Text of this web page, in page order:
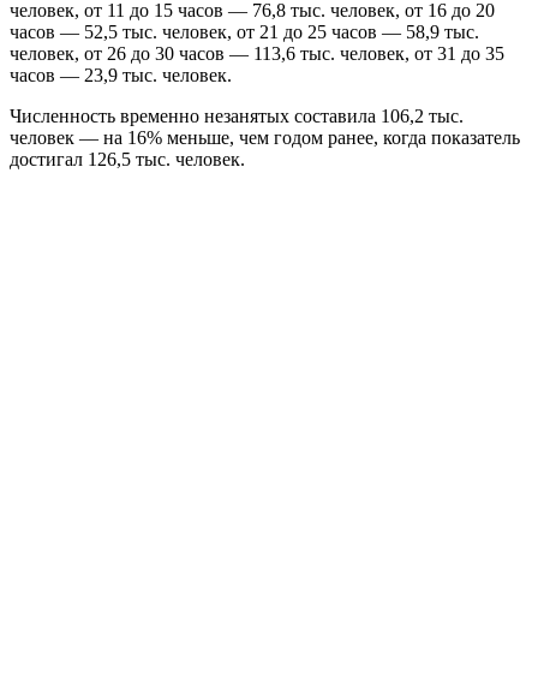
человек, от 11 до 15 часов — 76,8 тыс. человек, от 16 до 20
часов — 52,5 тыс. человек, от 21 до 25 часов — 58,9 тыс.
человек, от 26 до 30 часов — 113,6 тыс. человек, от 31 до 35
часов — 23,9 тыс. человек.
Численность временно незанятых составила 106,2 тыс.
человек — на 16% меньше, чем годом ранее, когда показатель
достигал 126,5 тыс. человек.